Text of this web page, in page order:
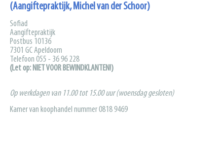
(Aangiftepraktijk, Michel van der Schoor)
Sofiad
Aangiftepraktijk
Postbus 10136
7301 GC Apeldoorn
Telefoon 055 - 36 96 228
(Let op: NIET VOOR BEWINDKLANTEN!)
Op werkdagen van 11.00 tot 15.00 uur (woensdag gesloten)
Kamer van koophandel nummer 0818 9469